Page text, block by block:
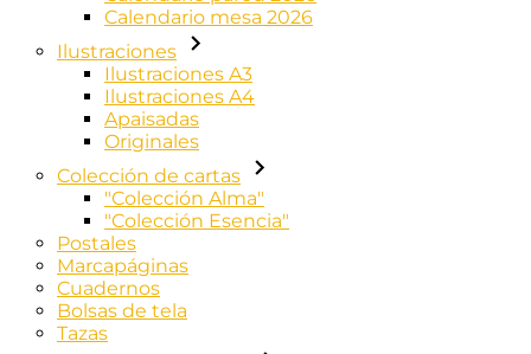
Calendario mesa 2026
Ilustraciones
Ilustraciones A3
Ilustraciones A4
Apaisadas
Originales
Colección de cartas
"Colección Alma"
"Colección Esencia"
Postales
Marcapáginas
Cuadernos
Bolsas de tela
Tazas